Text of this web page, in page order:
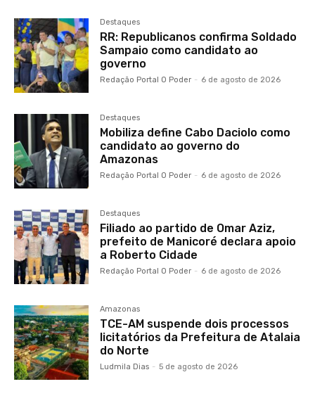
Destaques
RR: Republicanos confirma Soldado
Sampaio como candidato ao
governo
Redação Portal O Poder - 6 de agosto de 2026
Destaques
Mobiliza define Cabo Daciolo como
candidato ao governo do
Amazonas
Redação Portal O Poder - 6 de agosto de 2026
Destaques
Filiado ao partido de Omar Aziz,
prefeito de Manicoré declara apoio
a Roberto Cidade
Redação Portal O Poder - 6 de agosto de 2026
Amazonas
TCE-AM suspende dois processos
licitatórios da Prefeitura de Atalaia
do Norte
Ludmila Dias - 5 de agosto de 2026